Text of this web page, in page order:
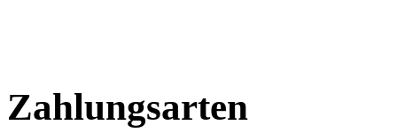
Zahlungsarten